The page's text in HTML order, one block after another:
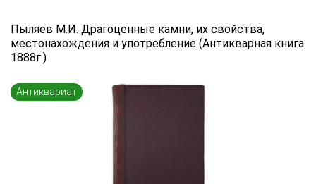
Пыляев М.И. Драгоценные камни, их свойства,
местонахождения и употребление (Антикварная книга
1888г.)
Антиквариат